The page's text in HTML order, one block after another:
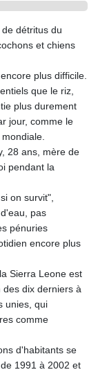
détritus du
et chiens
plus difficile.
que le riz,
plus durement
jour, comme le
28 ans, mère de
pendant la
on survit",
pas
pénuries
encore plus
Sierra Leone est
des dix derniers à
unies, qui
comme
d'habitants se
1991 à 2002 et